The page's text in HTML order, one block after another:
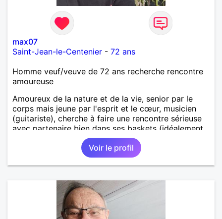
max07
Saint-Jean-le-Centenier - 72 ans
Homme veuf/veuve de 72 ans recherche rencontre
amoureuse
Amoureux de la nature et de la vie, senior par le
corps mais jeune par l'esprit et le cœur, musicien
(guitariste), cherche à faire une rencontre sérieuse
avec partenaire bien dans ses baskets (idéalement,
vous avez entre 60 et 70 ans) pour partager
moments conviviaux et agréables (voyages, sorties,
concerts, etc.) et pourquoi pas faire un bout de
chemin ensemble. Au programme: humour,
intéresse, n'hésitez pas à me contacter, je vous
répondrai avec joie.
Voir le profil